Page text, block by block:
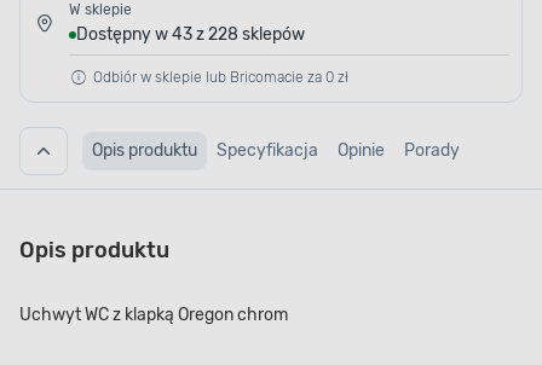
W sklepie
Dostępny w 43 z 228 sklepów
Odbiór w sklepie lub Bricomacie za 0 zł
Opis produktu Specyfikacja Opinie Porady
Opis produktu
Uchwyt WC z klapką Oregon chrom